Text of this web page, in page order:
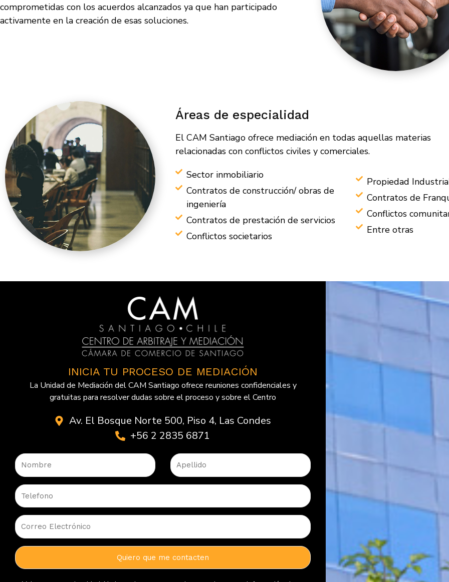
comprometidas con los acuerdos alcanzados ya que han participado
activamente en la creación de esas soluciones.
Áreas de especialidad
El CAM Santiago ofrece mediación en todas aquellas materias
relacionadas con conflictos civiles y comerciales.
Sector inmobiliario
Contratos de construcción/ obras de
ingeniería
Contratos de prestación de servicios
Conflictos societarios
Propiedad
Contratos de
Conflictos
Entre otras
INICIA TU PROCESO DE MEDIACIÓN
La Unidad de Mediación del CAM Santiago ofrece reuniones confidenciales y
gratuitas para resolver dudas sobre el proceso y sobre el Centro
Av. El Bosque Norte 500, Piso 4, Las Condes
+56 2 2835 6871